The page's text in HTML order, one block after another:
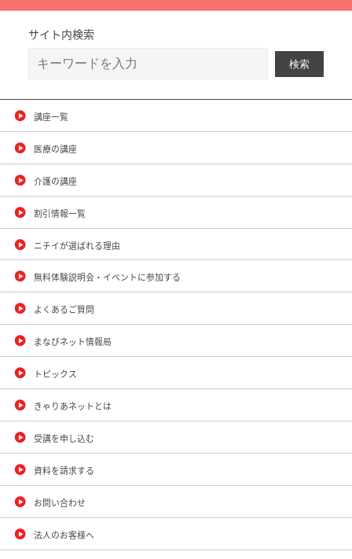
サイト内検索
講座一覧
医療の講座
介護の講座
割引情報一覧
ニチイが選ばれる理由
無料体験説明会・イベントに参加する
よくあるご質問
まなびネット情報局
トピックス
きゃりあネットとは
受講を申し込む
資料を請求する
お問い合わせ
法人のお客様へ